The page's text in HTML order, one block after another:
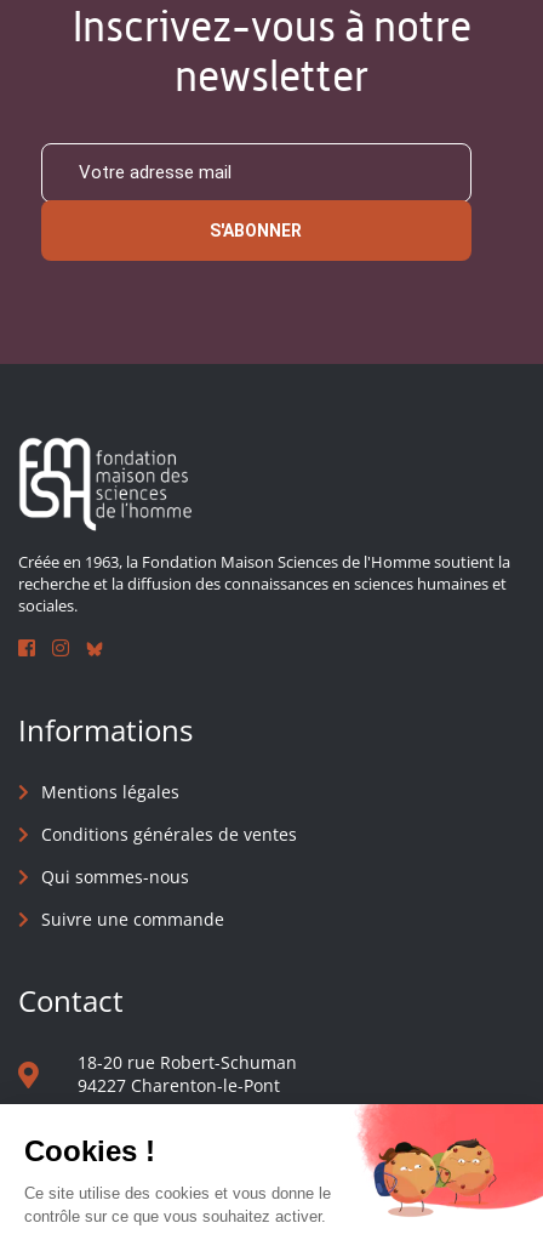
Inscrivez-vous à notre
newsletter
S'ABONNER
Créée en 1963, la Fondation Maison Sciences de l'Homme soutient la
recherche et la diffusion des connaissances en sciences humaines et
sociales.
Informations
Mentions légales
Conditions générales de ventes
Qui sommes-nous
Suivre une commande
Contact
18-20 rue Robert-Schuman
94227 Charenton-le-Pont